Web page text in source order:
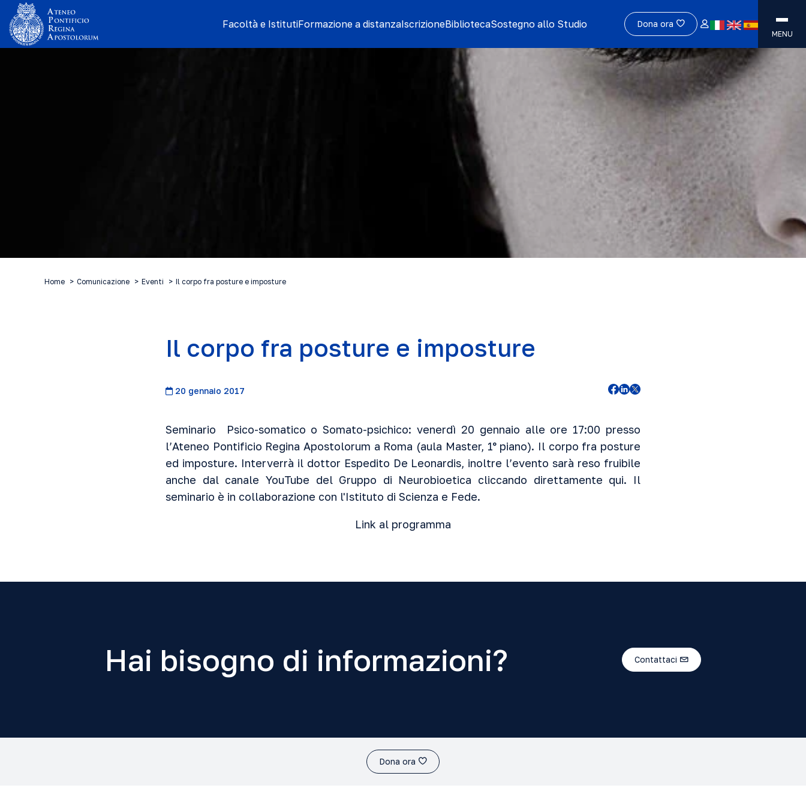
Facoltà e IstitutiFormazione a distanzaIscrizioneBibliotecaSostegno allo Studio Dona ora
MENU
Home Comunicazione Eventi Il corpo fra posture e imposture
Il corpo fra posture e imposture
20 gennaio 2017
Seminario Psico-somatico o Somato-psichico: venerdì 20 gennaio alle ore 17:00 presso
l’Ateneo Pontificio Regina Apostolorum a Roma (aula Master, 1° piano). Il corpo fra posture
ed imposture. Interverrà il dottor Espedito De Leonardis, inoltre l’evento sarà reso fruibile
anche dal canale YouTube del Gruppo di Neurobioetica cliccando direttamente qui. Il
seminario è in collaborazione con l'Istituto di Scienza e Fede.
Link al programma
Hai bisogno di informazioni? Contattaci
Dona ora